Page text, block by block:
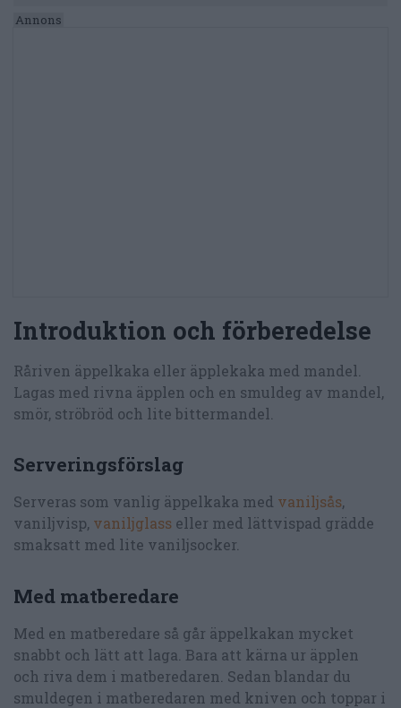
Introduktion och förberedelse
Råriven äppelkaka eller äpplekaka med mandel.
Lagas med rivna äpplen och en smuldeg av mandel,
smör, ströbröd och lite bittermandel.
Serveringsförslag
Serveras som vanlig äppelkaka med vaniljsås,
vaniljvisp, vaniljglass eller med lättvispad grädde
smaksatt med lite vaniljsocker.
Med matberedare
Med en matberedare så går äppelkakan mycket
snabbt och lätt att laga. Bara att kärna ur äpplen
och riva dem i matberedaren. Sedan blandar du
smuldegen i matberedaren med kniven och toppar i